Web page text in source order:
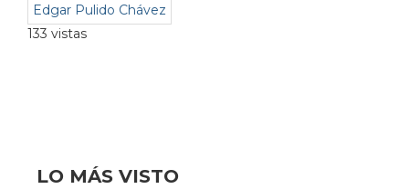
Edgar Pulido Chávez
133 vistas
LO MÁS VISTO